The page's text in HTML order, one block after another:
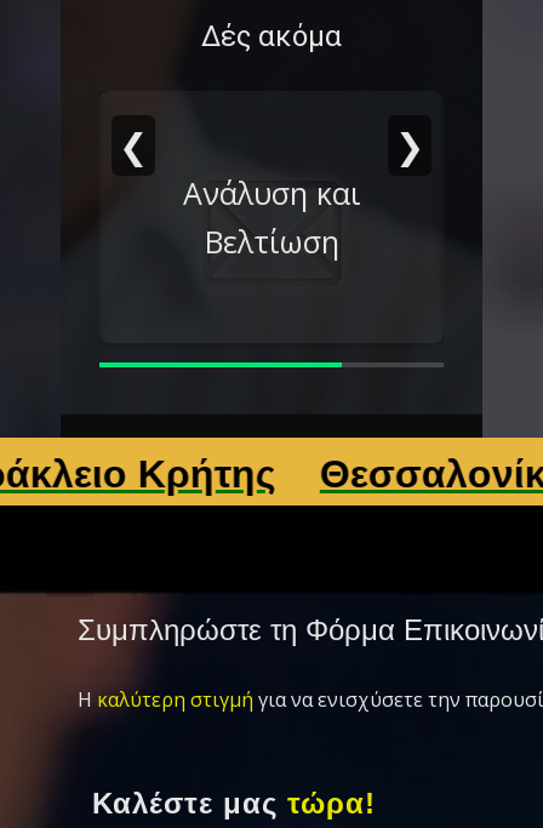
Δές ακόμα
❮
Digital marketers
❯
Θεσσαλονίκη
Συμπληρώστε τη Φόρμα
Η καλύτερη στιγμή για να ενισχύσετε την
Καλέστε μας τώρα!